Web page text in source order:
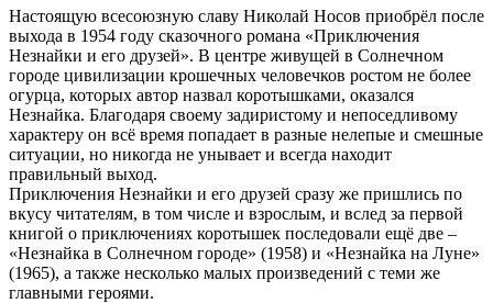
Настоящую всесоюзную славу Николай Носов приобрёл после
выхода в 1954 году сказочного романа «Приключения
Незнайки и его друзей». В центре живущей в Солнечном
городе цивилизации крошечных человечков ростом не более
огурца, которых автор назвал коротышками, оказался
Незнайка. Благодаря своему задиристому и непоседливому
характеру он всё время попадает в разные нелепые и смешные
ситуации, но никогда не унывает и всегда находит
правильный выход.
Приключения Незнайки и его друзей сразу же пришлись по
вкусу читателям, в том числе и взрослым, и вслед за первой
книгой о приключениях коротышек последовали ещё две –
«Незнайка в Солнечном городе» (1958) и «Незнайка на Луне»
(1965), а также несколько малых произведений с теми же
главными героями.